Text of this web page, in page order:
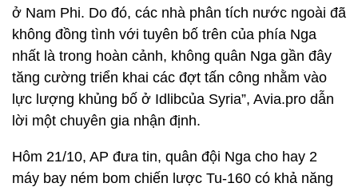
ở Nam Phi. Do đó, các nhà phân tích nước ngoài đã
không đồng tình với tuyên bố trên của phía Nga
nhất là trong hoàn cảnh, không quân Nga gần đây
tăng cường triển khai các đợt tấn công nhằm vào
lực lượng khủng bố ở Idlibcủa Syria”, Avia.pro dẫn
lời một chuyên gia nhận định.
Hôm 21/10, AP đưa tin, quân đội Nga cho hay 2
máy bay ném bom chiến lược Tu-160 có khả năng